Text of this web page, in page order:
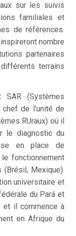
sur les suivis
familiales et
de références.
nombre
partenaires
terrains
(Systèmes
de l’unité de
RUraux) où il
le diagnostic du
en place de
fonctionnement
Mexique).
universitaire et
du Pará et
et il commence à
en Afrique du